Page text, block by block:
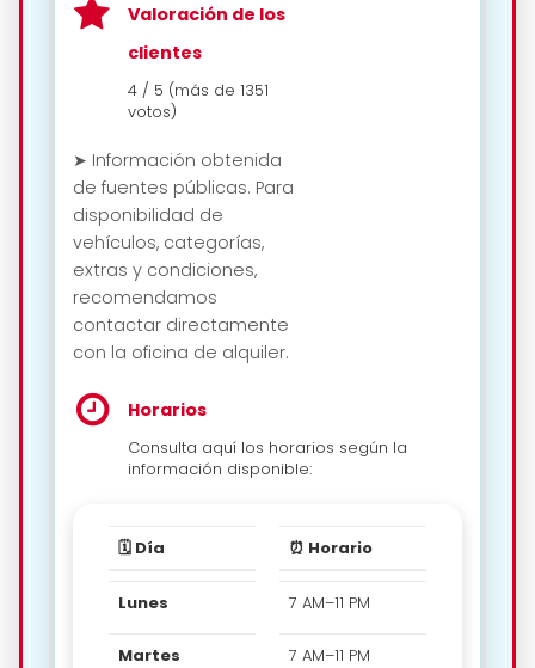
Valoración de los
clientes
4 / 5 (más de 1351
votos)
➤ Información obtenida
de fuentes públicas. Para
disponibilidad de
vehículos, categorías,
extras y condiciones,
recomendamos
contactar directamente
con la oficina de alquiler.
Horarios
Consulta aquí los horarios según la
información disponible:
🗓️ Día ⏰ Horario
Lunes 7 AM–11 PM
Martes 7 AM–11 PM